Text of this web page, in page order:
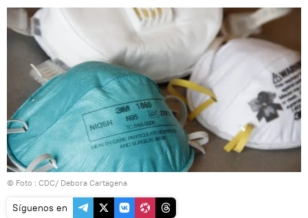
© Foto : CDC/ Debora Cartagena
Síguenos en